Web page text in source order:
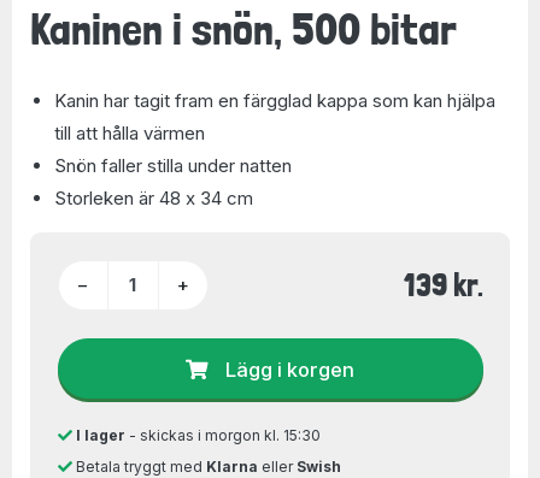
Kaninen i snön, 500 bitar
Kanin har tagit fram en färgglad kappa som kan hjälpa
till att hålla värmen
Snön faller stilla under natten
Storleken är 48 x 34 cm
− + 139 kr.
Lägg i korgen
I lager - skickas i morgon kl. 15:30
Betala tryggt med Klarna eller Swish